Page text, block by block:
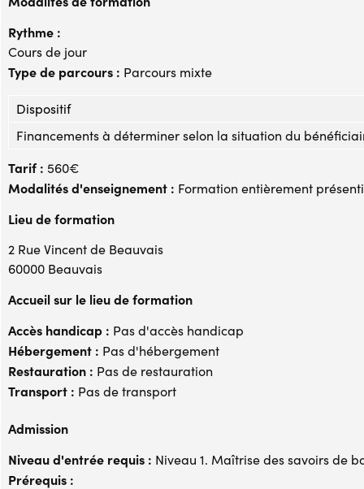
Rythme :
Cours de jour
Type de parcours : Parcours mixte
Dispositif
Financements à déterminer selon la situation du
Tarif : 560€
Modalités d'enseignement : Formation entièrement
Lieu de formation
2 Rue Vincent de Beauvais
60000 Beauvais
Accueil sur le lieu de formation
Accès handicap : Pas d'accès handicap
Hébergement : Pas d'hébergement
Restauration : Pas de restauration
Transport : Pas de transport
Admission
Niveau d'entrée requis : Niveau 1. Maîtrise des savoirs de
Prérequis :